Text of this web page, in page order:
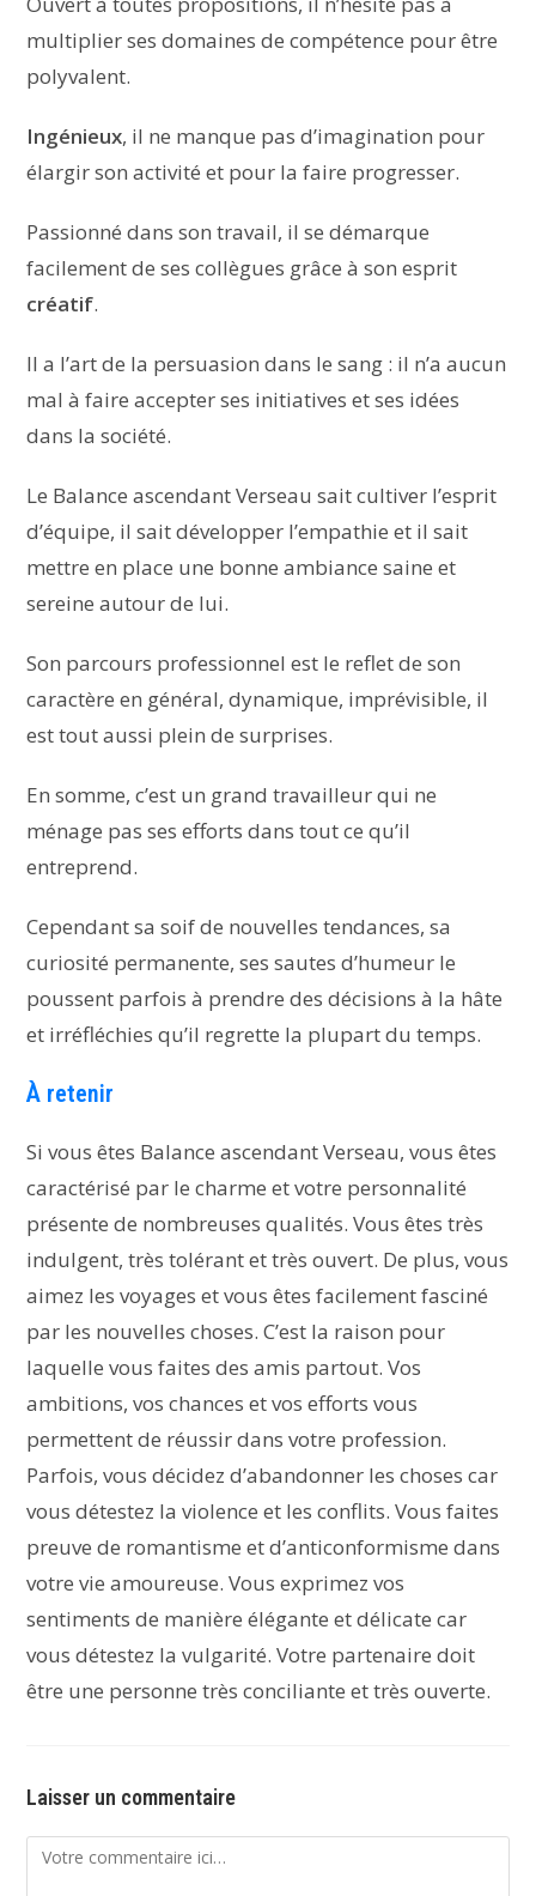
multiplier ses domaines de compétence pour être
polyvalent.
Ingénieux, il ne manque pas d’imagination pour
élargir son activité et pour la faire progresser.
Passionné dans son travail, il se démarque
facilement de ses collègues grâce à son esprit
créatif.
Il a l’art de la persuasion dans le sang : il n’a aucun
mal à faire accepter ses initiatives et ses idées
dans la société.
Le Balance ascendant Verseau sait cultiver l’esprit
d’équipe, il sait développer l’empathie et il sait
mettre en place une bonne ambiance saine et
sereine autour de lui.
Son parcours professionnel est le reflet de son
caractère en général, dynamique, imprévisible, il
est tout aussi plein de surprises.
En somme, c’est un grand travailleur qui ne
ménage pas ses efforts dans tout ce qu’il
entreprend.
Cependant sa soif de nouvelles tendances, sa
curiosité permanente, ses sautes d’humeur le
poussent parfois à prendre des décisions à la hâte
et irréfléchies qu’il regrette la plupart du temps.
À retenir
Si vous êtes Balance ascendant Verseau, vous êtes
caractérisé par le charme et votre personnalité
présente de nombreuses qualités. Vous êtes très
indulgent, très tolérant et très ouvert. De plus, vous
aimez les voyages et vous êtes facilement fasciné
par les nouvelles choses. C’est la raison pour
laquelle vous faites des amis partout. Vos
ambitions, vos chances et vos efforts vous
permettent de réussir dans votre profession.
Parfois, vous décidez d’abandonner les choses car
vous détestez la violence et les conflits. Vous faites
preuve de romantisme et d’anticonformisme dans
votre vie amoureuse. Vous exprimez vos
sentiments de manière élégante et délicate car
vous détestez la vulgarité. Votre partenaire doit
être une personne très conciliante et très ouverte.
Laisser un commentaire
Comment